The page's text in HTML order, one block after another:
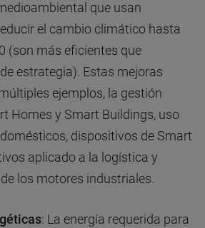
que usan
el cambio climático hasta
(son más eficientes que
estrategia). Estas mejoras
ejemplos, la gestión
Homes y Smart Buildings, uso
dispositivos de Smart
aplicado a la logística y
los motores industriales.
: La energía requerida para